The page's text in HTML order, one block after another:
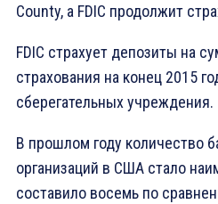
County, а FDIC продолжит
FDIC страхует депозиты на
страхования на конец 2015
сберегательных учреждения.
В прошлом году количество
организаций в США стало
составило восемь по